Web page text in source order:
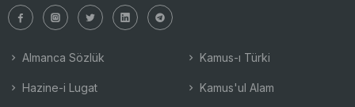
Almanca Sözlük
Hazine-i Lugat
Kamus-ı Türki
Kamus'ul Alam